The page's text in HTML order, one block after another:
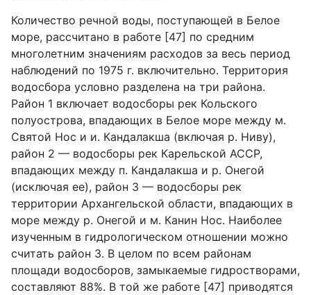
Количество речной воды, поступающей в Белое
море, рассчитано в работе [47] по средним
многолетним значениям расходов за весь период
наблюдений по 1975 г. включительно. Территория
водосбора условно разделена на три района.
Район 1 включает водосборы рек Кольского
полуострова, впадающих в Белое море между м.
Святой Нос и и. Кандалакша (включая р. Ниву),
район 2 — водосборы рек Карельской АССР,
впадающих между п. Кандалакша и р. Онегой
(исключая ее), район 3 — водосборы рек
территории Архангельской области, впадающих в
море между р. Онегой и м. Канин Нос. Наиболее
изученным в гидрологическом отношении можно
считать район 3. В целом по всем районам
площади водосборов, замыкаемые гидростворами,
составляют 88%. В той же работе [47] приводятся